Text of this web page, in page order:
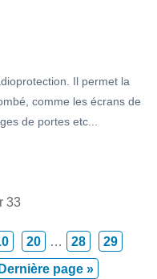
Il permet la
comme les écrans de
de portes etc...
33
20 … 28
29
Dernière page »